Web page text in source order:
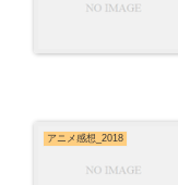
アニメ感想_2018